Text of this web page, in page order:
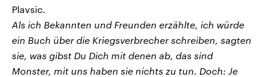
Plavsic.
Als ich Bekannten und Freunden erzählte, ich würde
ein Buch über die Kriegsverbrecher schreiben, sagten
sie, was gibst Du Dich mit denen ab, das sind
Monster, mit uns haben sie nichts zu tun. Doch: Je